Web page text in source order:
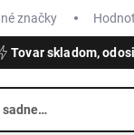
značky
Tovar skladom,